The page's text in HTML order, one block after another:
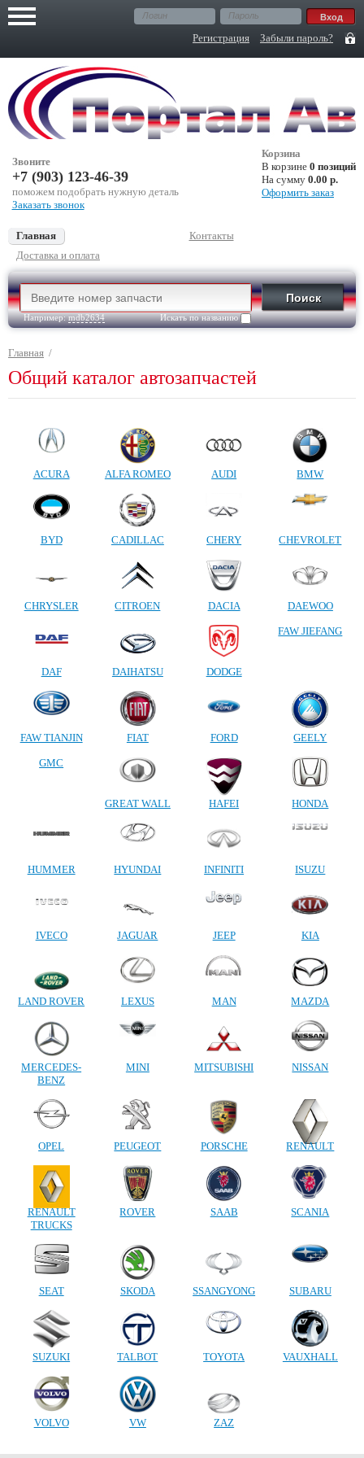
Регистрация Забыли пароль?
Корзина
В корзине 0 позиций
На сумму 0.00 р.
Оформить заказ
Звоните
+7 (903) 123-46-39
поможем подобрать нужную деталь
Заказать звонок
Главная
Контакты
Доставка и оплата
Например:mdb2634 Искать по названию
Главная /
Общий каталог автозапчастей
ACURA ALFA ROMEO AUDI BMW
BYD CADILLAC CHERY CHEVROLET
CHRYSLER CITROEN DACIA DAEWOO
DAF DAIHATSU DODGE
FAW JIEFANG
FAW TIANJIN FIAT FORD GEELY
GMC
GREAT WALL HAFEI HONDA
HUMMER HYUNDAI INFINITI ISUZU
IVECO JAGUAR JEEP KIA
LAND ROVER LEXUS MAN MAZDA
MERCEDES-
BENZ
MINI MITSUBISHI NISSAN
OPEL PEUGEOT PORSCHE RENAULT
RENAULT
TRUCKS
ROVER SAAB SCANIA
SEAT SKODA SSANGYONG SUBARU
SUZUKI TALBOT TOYOTA VAUXHALL
VOLVO VW ZAZ